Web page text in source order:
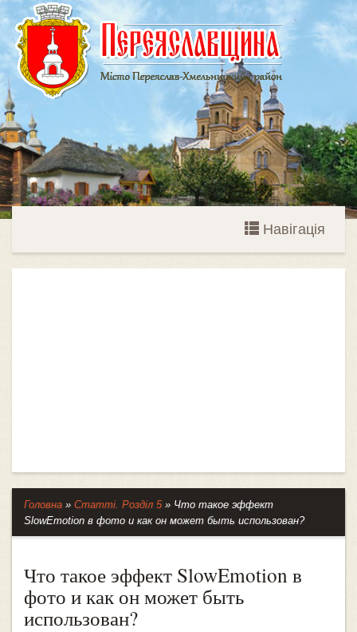
Навігація
Головна » Статті. Розділ 5 » Что такое эффект
SlowEmotion в фото и как он может быть использован?
Что такое эффект SlowEmotion в
фото и как он может быть
использован?